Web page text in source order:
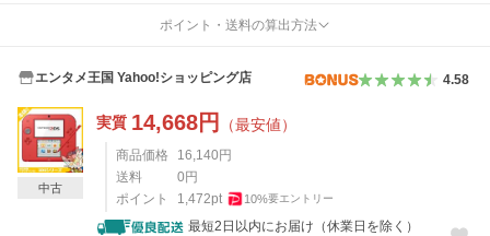
ポイント・送料の算出方法
エンタメ王国 Yahoo!ショッピング店 4.58
実質 14,668円 （最安値）
商品価格 16,140 円
送料
0 円
ポイント
1,472pt 10%要エントリー
最短2日以内にお届け（休業日を除く）
中古